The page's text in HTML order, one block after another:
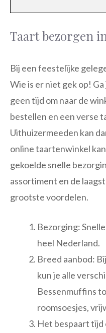
Taart bezorgen
Bij een feestelijke
Wie is er niet gek op!
geen tijd om naar de
bestellen en een verse
Uithuizermeeden kan
online taartenwinkel
gekoelde snelle
assortiment en de
grootste voordelen.
Bezorging:
heel Nederland.
Breed aanbod:
kun je alle
Bessenmuffins
roomsoesjes,
Het bespaart tijd